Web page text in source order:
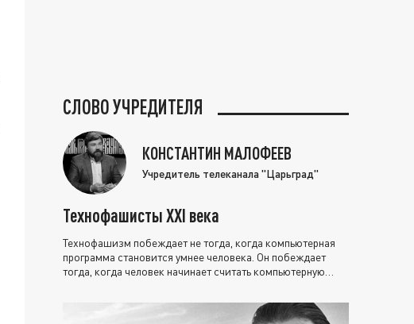
СЛОВО УЧРЕДИТЕЛЯ
КОНСТАНТИН МАЛОФЕЕВ
Учредитель телеканала "Царьград"
Технофашисты XXI века
Технофашизм побеждает не тогда, когда компьютерная
программа становится умнее человека. Он побеждает
тогда, когда человек начинает считать компьютерную